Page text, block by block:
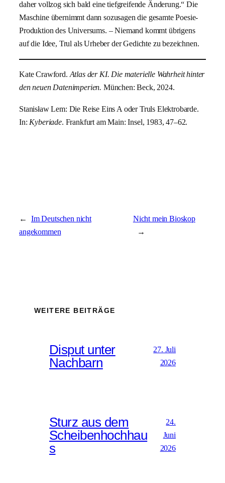
daher vollzog sich bald eine tiefgreifende Änderung.“ Die
Maschine übernimmt dann sozusagen die gesamte Poesie-
Produktion des Universums. – Niemand kommt übrigens
auf die Idee, Trul als Urheber der Gedichte zu bezeichnen.
Kate Crawford.Atlas der KI. Die materielle Wahrheit hinter
den neuen Datenimperien. München: Beck, 2024.
Stanisław Lem: Die Reise Eins A oder Truls Elektrobarde.
In: Kyberiade. Frankfurt am Main: Insel, 1983, 47–62.
← Im Deutschen nicht
angekommen
Nicht mein Bioskop
→
WEITERE BEITRÄGE
Disput unter
Nachbarn
27. Juli
2026
Sturz aus dem
Scheibenhochhau
s
24.
Juni
2026